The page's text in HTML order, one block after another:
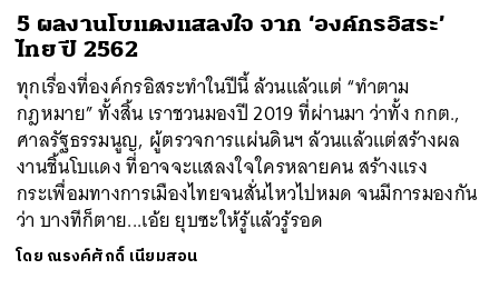
5 ผลงานโบแดงแสลงใจ จาก ‘องค์กรอิสระ’
ไทย ปี 2562
ทุกเรื่องที่องค์กรอิสระทำในปีนี้ ล้วนแล้วแต่ “ทำตาม
กฎหมาย” ทั้งสิ้น เราชวนมองปี 2019 ที่ผ่านมา ว่าทั้ง กกต.,
ศาลรัฐธรรมนูญ, ผู้ตรวจการแผ่นดินฯ ล้วนแล้วแต่สร้างผล
งานชิ้นโบแดง ที่อาจจะแสลงใจใครหลายคน สร้างแรง
กระเพื่อมทางการเมืองไทยจนสั่นไหวไปหมด จนมีการมองกัน
ว่า บางทีก็ตาย...เอ้ย ยุบซะให้รู้แล้วรู้รอด
โดย ณรงค์ศักดิ์ เนียมสอน